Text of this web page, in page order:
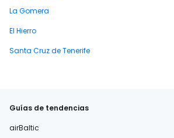
La Gomera
El Hierro
Santa Cruz de Tenerife
Guías de tendencias
airBaltic